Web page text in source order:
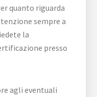
quanto riguarda
sempre a
la
presso
agli eventuali